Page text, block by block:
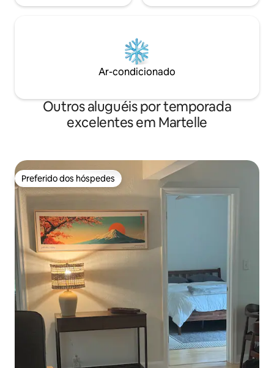
Ar-condicionado
Outros aluguéis por temporada
excelentes em Martelle
Preferido dos hóspedes
Preferido dos hóspedes